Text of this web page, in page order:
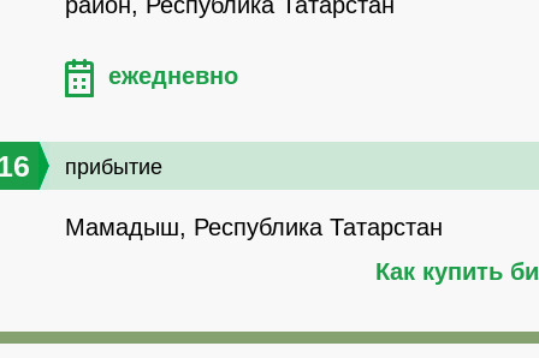
ежедневно
прибытие
Мамадыш, Республика Татарстан
Как купить